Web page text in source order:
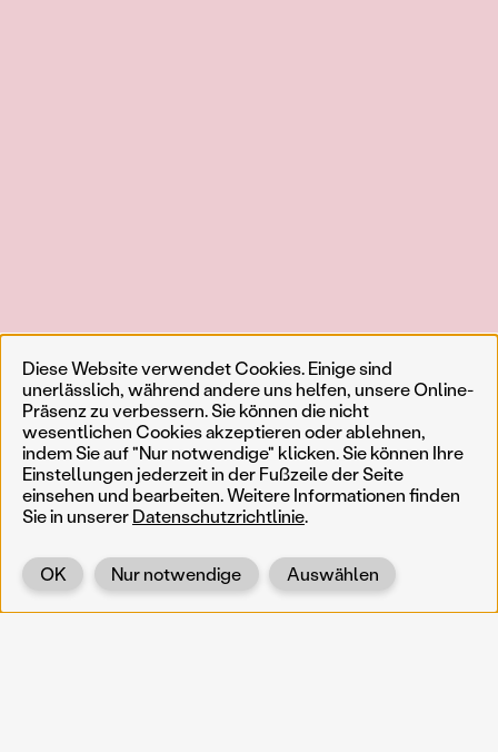
Diese Website verwendet Cookies. Einige sind
unerlässlich, während andere uns helfen, unsere Online-
Präsenz zu verbessern. Sie können die nicht
wesentlichen Cookies akzeptieren oder ablehnen,
indem Sie auf "Nur notwendige" klicken. Sie können Ihre
Einstellungen jederzeit in der Fußzeile der Seite
einsehen und bearbeiten. Weitere Informationen finden
Sie in unsererDatenschutzrichtlinie.
Auswählen
Nur notwendige
OK